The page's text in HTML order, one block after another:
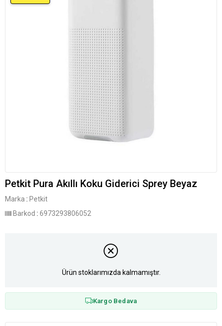
Petkit Pura Akıllı Koku Giderici Sprey Beyaz
Marka : Petkit
Barkod : 6973293806052
Ürün stoklarımızda kalmamıştır.
Kargo Bedava